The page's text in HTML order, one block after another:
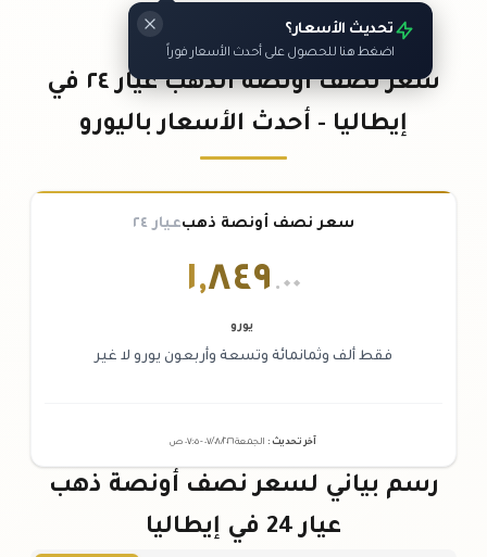
تحديث الأسعار؟
اضغط هنا للحصول على أحدث الأسعار فوراً
سعر نصف اونصة الذهب عيار ٢٤ في
إيطاليا - أحدث الأسعار باليورو
سعر نصف أونصة ذهبعيار ٢٤
١,٨٤٩ .٠٠
يورو
فقط ألف وثمانمائة وتسعة وأربعون يورو لا غير
آخر تحديث : الجمعة ٠٧ /٠٨/٢٠٢٦ - ٠٧:٠٥ ص
رسم بياني لسعر نصف أونصة ذهب
عيار 24 في إيطاليا